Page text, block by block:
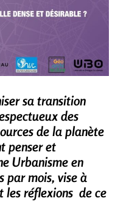
sa transition
des
de la planète
penser et
Urbanisme en
par mois, vise à
les réflexions de ce